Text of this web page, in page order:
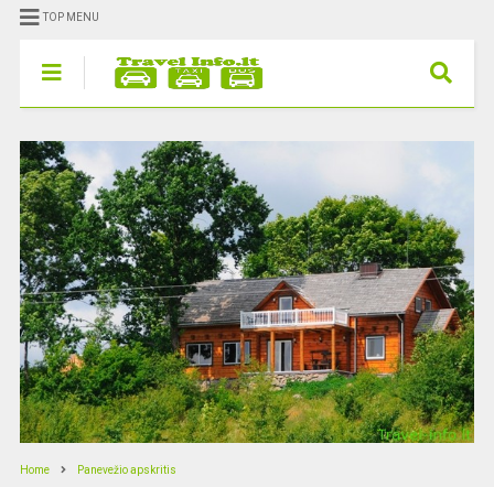
TOP MENU
Home Panevežio apskritis